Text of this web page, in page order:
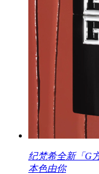
纪梵希全新「G
本色由你